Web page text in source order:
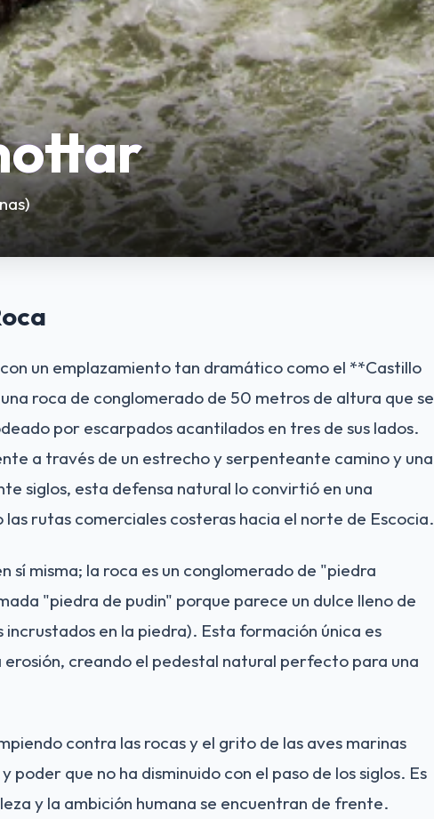
un emplazamiento tan dramático como el **Castillo
roca de conglomerado de 50 metros de altura que se
por escarpados acantilados en tres de sus lados.
a través de un estrecho y serpenteante camino y una
siglos, esta defensa natural lo convirtió en una
rutas comerciales costeras hacia el norte de Escocia.
sí misma; la roca es un conglomerado de "piedra
"piedra de pudin" porque parece un dulce lleno de
incrustados en la piedra). Esta formación única es
creando el pedestal natural perfecto para una
contra las rocas y el grito de las aves marinas
que no ha disminuido con el paso de los siglos. Es
y la ambición humana se encuentran de frente.